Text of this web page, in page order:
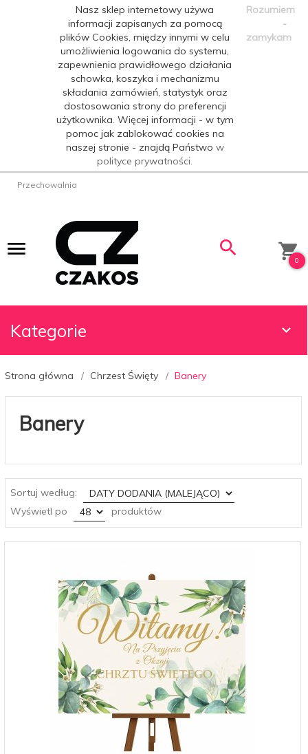
Nasz sklep internetowy używa
informacji zapisanych za pomocą
plików Cookies, między innymi w celu
umożliwienia logowania do systemu,
zapewnienia prawidłowego działania
schowka, koszyka i mechanizmu
składania zamówień, statystyk oraz
dostosowania strony do preferencji
użytkownika. Więcej informacji - w tym
pomoc jak zablokować cookies na
naszej stronie - znajdą Państwo w
polityce prywatności.
Rozumiem
-
zamykam
Przechowalnia
0
Kategorie
Strona główna Chrzest Święty Banery
Banery
Sortuj według:
sort
Wyświetl po
pop produktów